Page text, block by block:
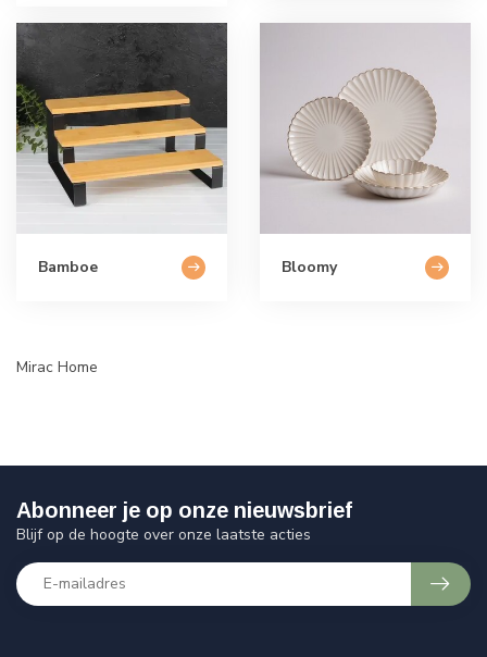
Bamboe Bloomy
Mirac Home
Abonneer je op onze nieuwsbrief
Blijf op de hoogte over onze laatste acties